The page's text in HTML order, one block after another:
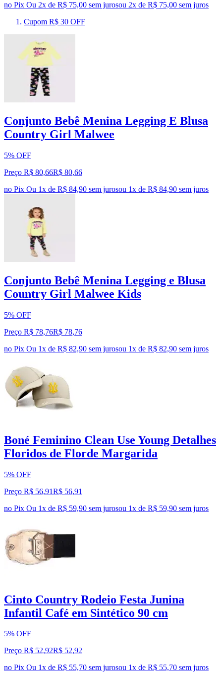
no Pix Ou 2x de R$ 75,00 sem jurosou 2x de R$ 75,00 sem juros
Cupom R$ 30 OFF
Conjunto Bebê Menina Legging E Blusa
Country Girl Malwee
5% OFF
Preço R$ 80,66R$ 80,66
no Pix Ou 1x de R$ 84,90 sem jurosou 1x de R$ 84,90 sem juros
Conjunto Bebê Menina Legging e Blusa
Country Girl Malwee Kids
5% OFF
Preço R$ 78,76R$ 78,76
no Pix Ou 1x de R$ 82,90 sem jurosou 1x de R$ 82,90 sem juros
Boné Feminino Clean Use Young Detalhes
Floridos de Florde Margarida
5% OFF
Preço R$ 56,91R$ 56,91
no Pix Ou 1x de R$ 59,90 sem jurosou 1x de R$ 59,90 sem juros
Cinto Country Rodeio Festa Junina
Infantil Café em Sintético 90 cm
5% OFF
Preço R$ 52,92R$ 52,92
no Pix Ou 1x de R$ 55,70 sem jurosou 1x de R$ 55,70 sem juros